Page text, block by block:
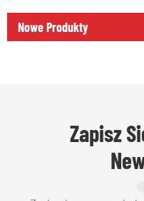
Nowe Produkty
Zapisz